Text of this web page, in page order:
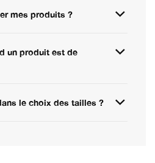
mes produits ?
un produit est de
le choix des tailles ?